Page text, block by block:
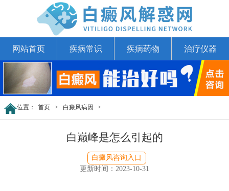
网站首页 疾病常识 疾病药物 治疗仪器
位置： 首页 > 白癜风病因 >
白巅峰是怎么引起的
白癜风咨询入口
更新时间：2023-10-31